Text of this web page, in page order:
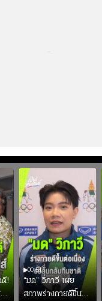
ดี!
00:51
“มด” วิภาวี เผย
สภาพร่างกายดีขึ้น